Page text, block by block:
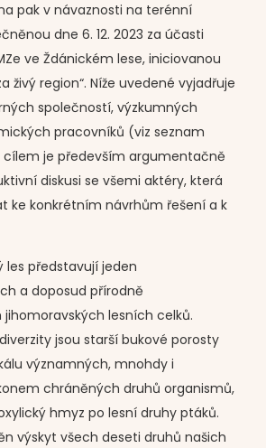
pak v návaznosti na terénní
dne 6. 12. 2023 za účasti
ve Ždánickém lese, iniciovanou
živý region“. Níže uvedené vyjadřuje
společností, výzkumných
pracovníků (viz seznam
je především argumentačně
diskusi se všemi aktéry, která
ke konkrétním návrhům řešení a k
les představují jeden
a doposud přírodně
lesních celků.
jsou starší bukové porosty
významných, mnohdy i
chráněných druhů organismů,
hmyz po lesní druhy ptáků.
výskyt všech deseti druhů našich